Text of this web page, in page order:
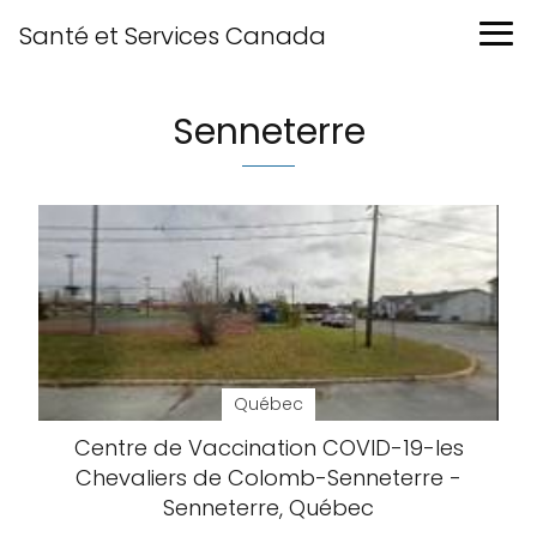
Santé et Services Canada
Senneterre
Québec
Centre de Vaccination COVID-19-les
Chevaliers de Colomb-Senneterre -
Senneterre, Québec